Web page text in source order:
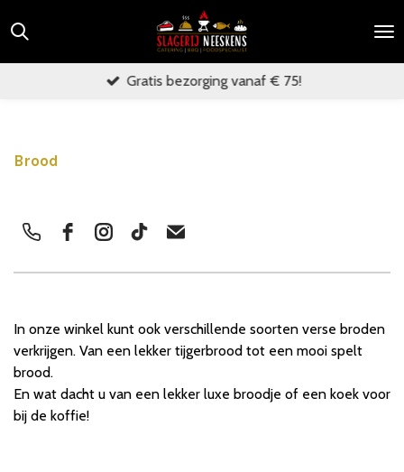
direct
naar
Gratis bezorging vanaf € 75!
Brood
In onze winkel kunt ook verschillende soorten verse broden
verkrijgen. Van een lekker tijgerbrood tot een mooi spelt
brood.
En wat dacht u van een lekker luxe broodje of een koek voor
bij de koffie!